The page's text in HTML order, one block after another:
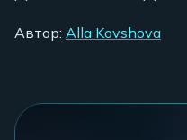
Автор: Alla Kovshova